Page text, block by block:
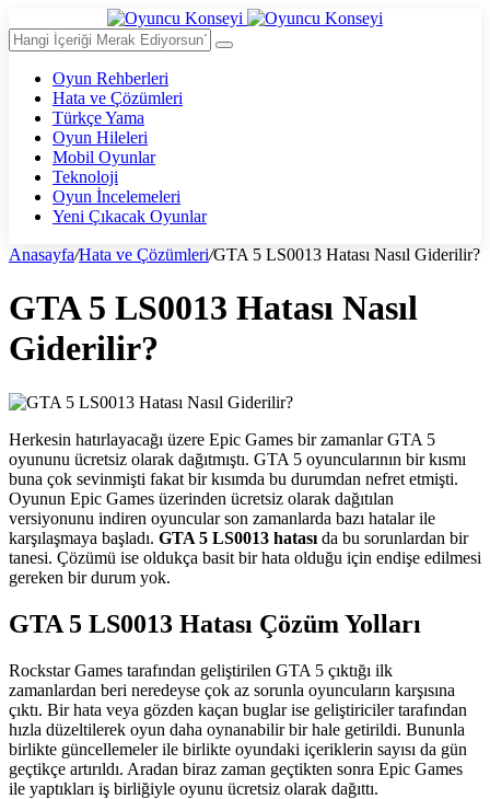
Oyun Rehberleri
Hata ve Çözümleri
Türkçe Yama
Oyun Hileleri
Mobil Oyunlar
Teknoloji
Oyun İncelemeleri
Yeni Çıkacak Oyunlar
Anasayfa/Hata ve Çözümleri/GTA 5 LS0013 Hatası Nasıl Giderilir?
GTA 5 LS0013 Hatası Nasıl
Giderilir?
Herkesin hatırlayacağı üzere Epic Games bir zamanlar GTA 5
oyununu ücretsiz olarak dağıtmıştı. GTA 5 oyuncularının bir kısmı
buna çok sevinmişti fakat bir kısımda bu durumdan nefret etmişti.
Oyunun Epic Games üzerinden ücretsiz olarak dağıtılan
versiyonunu indiren oyuncular son zamanlarda bazı hatalar ile
karşılaşmaya başladı. GTA 5 LS0013 hatası da bu sorunlardan bir
tanesi. Çözümü ise oldukça basit bir hata olduğu için endişe edilmesi
gereken bir durum yok.
GTA 5 LS0013 Hatası Çözüm Yolları
Rockstar Games tarafından geliştirilen GTA 5 çıktığı ilk
zamanlardan beri neredeyse çok az sorunla oyuncuların karşısına
çıktı. Bir hata veya gözden kaçan buglar ise geliştiriciler tarafından
hızla düzeltilerek oyun daha oynanabilir bir hale getirildi. Bununla
birlikte güncellemeler ile birlikte oyundaki içeriklerin sayısı da gün
geçtikçe artırıldı. Aradan biraz zaman geçtikten sonra Epic Games
ile yaptıkları iş birliğiyle oyunu ücretsiz olarak dağıttı.